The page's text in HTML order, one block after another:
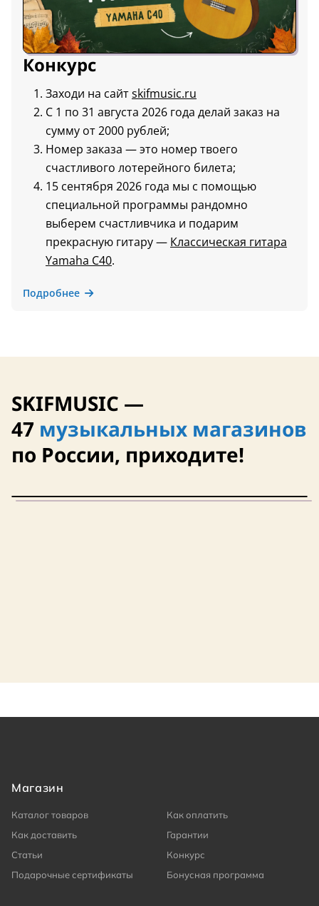
Конкурс
Заходи на сайтskifmusic.ru
С 1 по 31 августа 2026 года делай заказ на
сумму от 2000 рублей;
Номер заказа — это номер твоего
счастливого лотерейного билета;
15 сентября 2026 года мы с помощью
специальной программы рандомно
выберем счастливчика и подарим
прекрасную гитару — Классическая гитара
Yamaha C40.
Подробнее
SKIFMUSIC —
47 музыкальных магазинов
по России, приходите!
Магазин
Каталог товаров
Как оплатить
Как доставить
Гарантии
Статьи
Конкурс
Подарочные сертификаты
Бонусная программа